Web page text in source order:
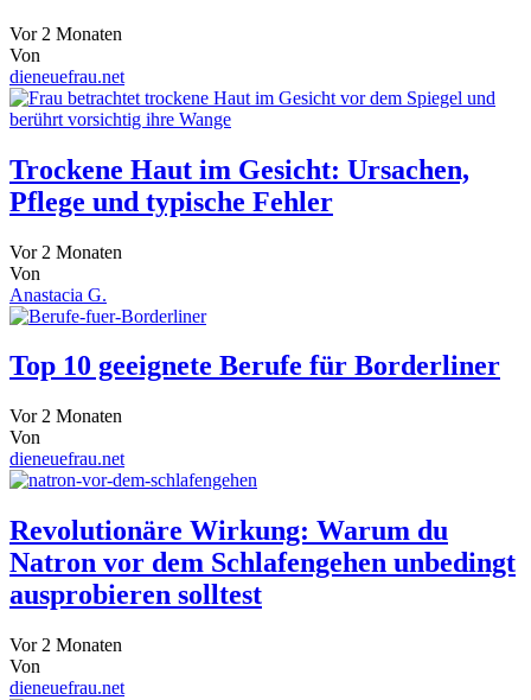
Vor 2 Monaten
Von
dieneuefrau.net
Trockene Haut im Gesicht: Ursachen,
Pflege und typische Fehler
Vor 2 Monaten
Von
Anastacia G.
Top 10 geeignete Berufe für Borderliner
Vor 2 Monaten
Von
dieneuefrau.net
Revolutionäre Wirkung: Warum du
Natron vor dem Schlafengehen unbedingt
ausprobieren solltest
Vor 2 Monaten
Von
dieneuefrau.net